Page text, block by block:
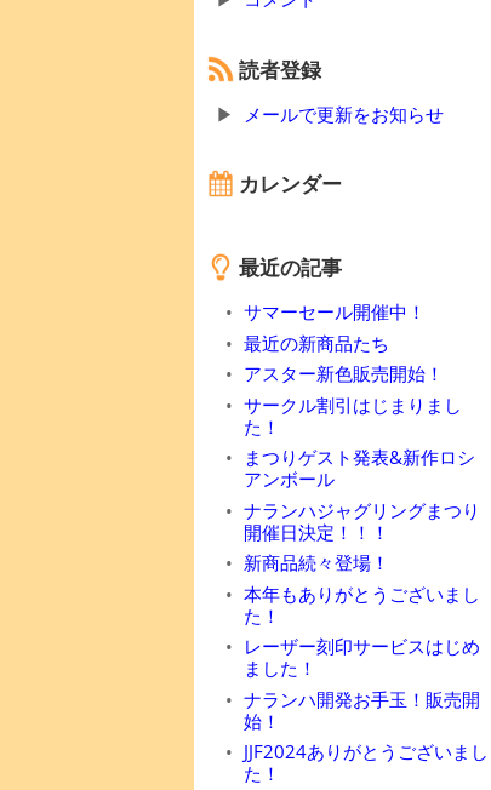
読者登録
メールで更新をお知らせ
カレンダー
最近の記事
サマーセール開催中！
最近の新商品たち
アスター新色販売開始！
サークル割引はじまりまし
た！
まつりゲスト発表&新作ロシ
アンボール
ナランハジャグリングまつり
開催日決定！！！
新商品続々登場！
本年もありがとうございまし
た！
レーザー刻印サービスはじめ
ました！
ナランハ開発お手玉！販売開
始！
JJF2024ありがとうございまし
た！